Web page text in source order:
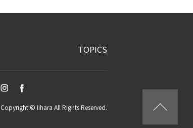
TOPICS
Copyright © Iihara All Rights Reserved.